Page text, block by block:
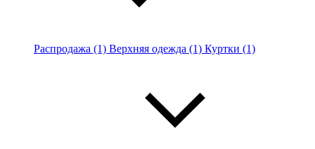
Распродажа (1) Верхняя одежда (1) Куртки (1)